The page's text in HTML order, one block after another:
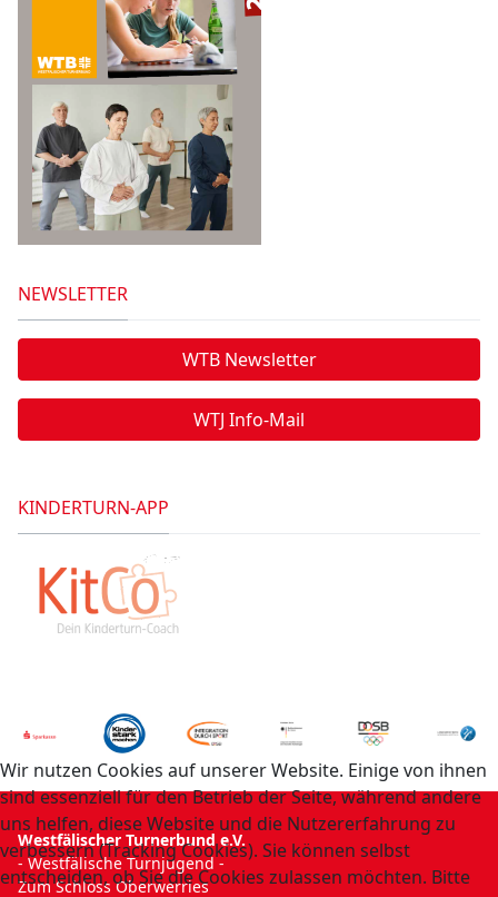
NEWSLETTER
WTB Newsletter
WTJ Info-Mail
KINDERTURN-APP
Westfälischer Turnerbund e.V.
- Westfälische Turnjugend -
Zum Schloss Oberwerries
Wir nutzen Cookies auf unserer Website. Einige von ihnen
sind essenziell für den Betrieb der Seite, während andere
uns helfen, diese Website und die Nutzererfahrung zu
verbessern (Tracking Cookies). Sie können selbst
entscheiden, ob Sie die Cookies zulassen möchten. Bitte